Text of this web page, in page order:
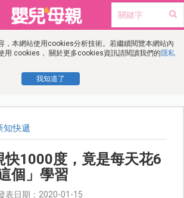
，本網站使用cookies分析技術。若繼續閱覽本網站內
用 cookies， 關於更多cookies資訊請閱讀我們的隱私
我知道了
知快遞
快1000度，竟是每天花6
個」學習
表日期：2020-01-15